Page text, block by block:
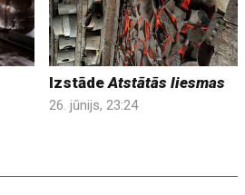
IzstādeAtstātās liesmas
26. jūnijs, 23:24